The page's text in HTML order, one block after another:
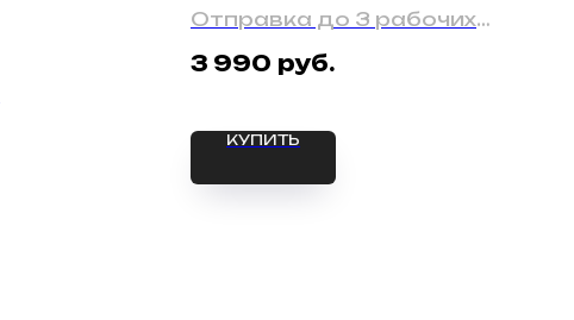
Отправка до 3 рабочих
3 990 руб.
КУПИТЬ